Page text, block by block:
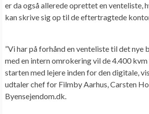
er da også allerede oprettet en venteliste,
kan skrive sig op til de eftertragtede
”Vi har på forhånd en venteliste til det nye
med en intern omrokering vil de 4.400
starten med lejere inden for den digitale,
udtaler chef for Filmby Aarhus, Carsten
Byensejendom.dk.